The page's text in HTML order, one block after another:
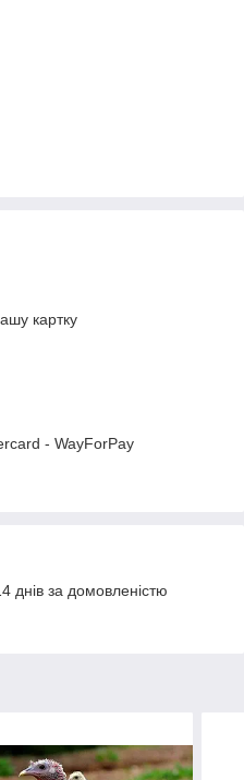
картку
- WayForPay
днів за домовленістю